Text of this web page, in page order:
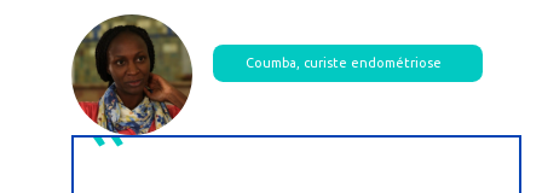
5 jours de règles. Et encore moins de douleurs.
La troisième année, je suis passée à 4 jours, avec
seulement deux jours d'hémorragie. Là, je
revivais ! Et puis surtout, pas de douleur,
pendant 10 mois !
Coumba, curiste endométriose